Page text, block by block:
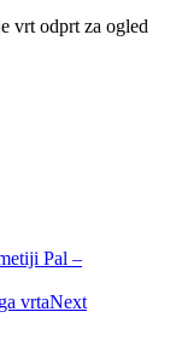
vrt odprt za ogled
Pal –
vrtaNext